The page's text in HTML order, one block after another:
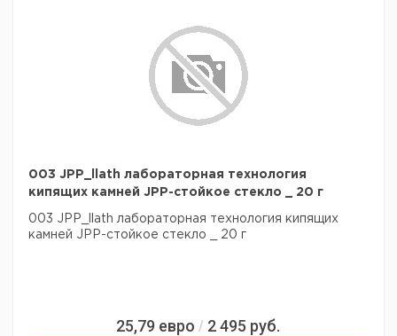
003 JPP_llath лабораторная технология
кипящих камней JPP-стойкое стекло _ 20 г
003 JPP_llath лабораторная технология кипящих
камней JPP-стойкое стекло _ 20 г
25,79 евро / 2 495 руб.